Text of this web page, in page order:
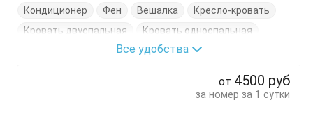
Кондиционер
Фен Вешалка
Кресло-кровать
Кровать двуспальная
Кровать односпальная
Все удобства
от 4500 руб
за номер за 1 сутки